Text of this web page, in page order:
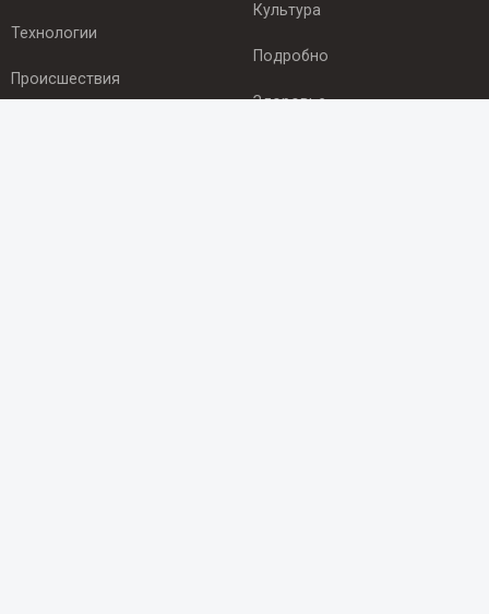
Технологии
Происшествия
Культура
Подробно
Здоровье